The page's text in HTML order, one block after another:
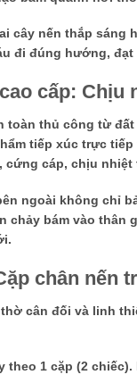
cây nến thắp sáng
đi đúng hướng,
cấp: Chịu
toàn thủ công từ
tiếp xúc trực
cứng cáp, chịu nhiệt
ngoài không chỉ
chảy bám vào thân
chân nến
cân đối và linh
theo 1 cặp (2 chiếc).